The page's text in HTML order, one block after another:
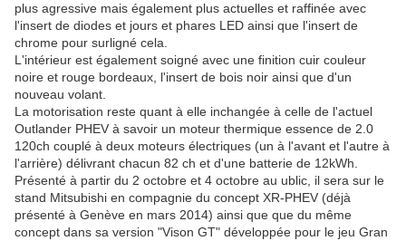
plus agressive mais également plus actuelles et raffinée avec
l'insert de diodes et jours et phares LED ainsi que l'insert de
chrome pour surligné cela.
L'intérieur est également soigné avec une finition cuir couleur
noire et rouge bordeaux, l'insert de bois noir ainsi que d'un
nouveau volant.
La motorisation reste quant à elle inchangée à celle de l'actuel
Outlander PHEV à savoir un moteur thermique essence de 2.0
120ch couplé à deux moteurs électriques (un à l'avant et l'autre à
l'arrière) délivrant chacun 82 ch et d'une batterie de 12kWh.
Présenté à partir du 2 octobre et 4 octobre au ublic, il sera sur le
stand Mitsubishi en compagnie du concept XR-PHEV (déjà
présenté à Genève en mars 2014) ainsi que que du même
concept dans sa version "Vison GT" développée pour le jeu Gran